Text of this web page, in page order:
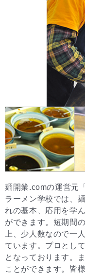
麺開業.comの運営元
ラーメン学校では、
れの基本、応用を学
ができます。短期間
上、少人数なので一
ています。プロとし
となっております。
ことができます。皆